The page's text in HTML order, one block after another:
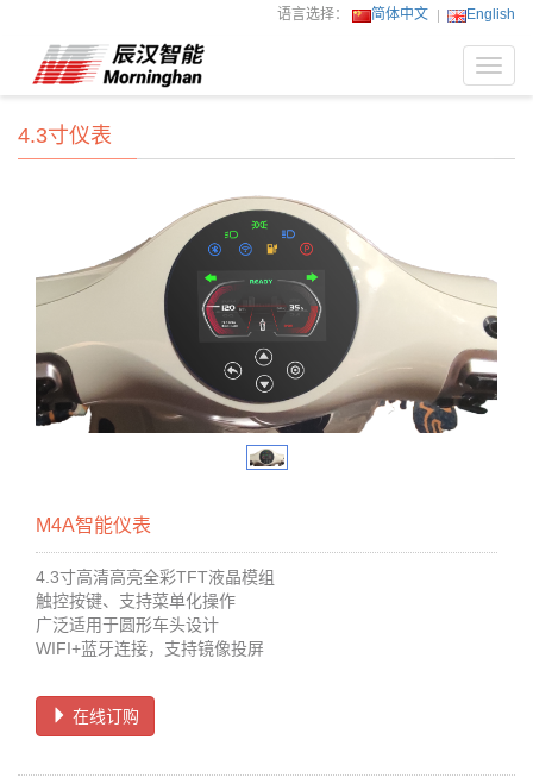
语言选择： 简体中文 English
4.3寸仪表
M4A智能仪表
4.3寸高清高亮全彩TFT液晶模组
触控按键、支持菜单化操作
广泛适用于圆形车头设计
WIFI+蓝牙连接，支持镜像投屏
在线订购